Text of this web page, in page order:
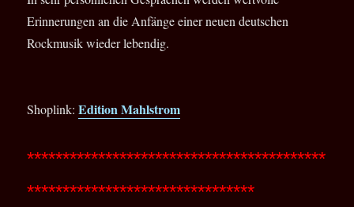
Erinnerungen an die Anfänge einer neuen deutschen
Rockmusik wieder lebendig.
Shoplink:Edition Mahlstrom
******************************************
********************************